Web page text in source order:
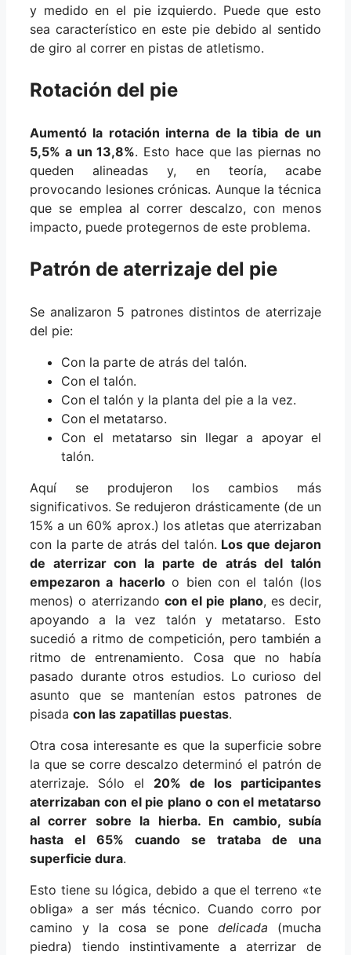
y medido en el pie izquierdo. Puede que esto
sea característico en este pie debido al sentido
de giro al correr en pistas de atletismo.
Rotación del pie
Aumentó la rotación interna de la tibia de un
5,5% a un 13,8%. Esto hace que las piernas no
queden alineadas y, en teoría, acabe
provocando lesiones crónicas. Aunque la técnica
que se emplea al correr descalzo, con menos
impacto, puede protegernos de este problema.
Patrón de aterrizaje del pie
Se analizaron 5 patrones distintos de aterrizaje
del pie:
Con la parte de atrás del talón.
Con el talón.
Con el talón y la planta del pie a la vez.
Con el metatarso.
Con el metatarso sin llegar a apoyar el
talón.
Aquí se produjeron los cambios más
significativos. Se redujeron drásticamente (de un
15% a un 60% aprox.) los atletas que aterrizaban
con la parte de atrás del talón. Los que dejaron
de aterrizar con la parte de atrás del talón
empezaron a hacerloo bien con el talón (los
menos) o aterrizando con el pie plano, es decir,
apoyando a la vez talón y metatarso. Esto
sucedió a ritmo de competición, pero también a
ritmo de entrenamiento. Cosa que no había
pasado durante otros estudios. Lo curioso del
asunto que se mantenían estos patrones de
pisada con las zapatillas puestas.
Otra cosa interesante es que la superficie sobre
la que se corre descalzo determinó el patrón de
aterrizaje. Sólo el 20% de los participantes
aterrizaban con el pie plano o con el metatarso
al correr sobre la hierba. En cambio, subía
hasta el 65% cuando se trataba de una
superficie dura.
Esto tiene su lógica, debido a que el terreno «te
obliga» a ser más técnico. Cuando corro por
camino y la cosa se pone delicada (mucha
piedra) tiendo instintivamente a aterrizar de